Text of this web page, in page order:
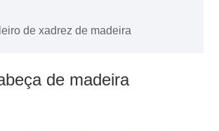
de xadrez de madeira
de madeira